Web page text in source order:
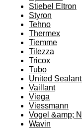
Stiebel Eltron
Styron
Tehno
Thermex
Tiemme
Tilezza
Tricox
Tubo
United
Vaillant
Viega
Viessmann
Vogel &amp;
Wavin